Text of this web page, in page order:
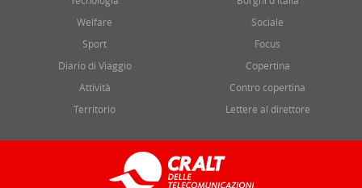
Welfare
Sport
Diario di Viaggio
Attività
Territorio
Sociale
Focus
Copertina
Contro copertina
Lettere al direttore